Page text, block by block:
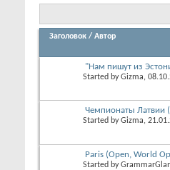
Заголовок / Автор
"Нам пишут из
Started byGizma,
Чемпионаты Латвии
Started byGizma,
Paris (Open, World
Started by